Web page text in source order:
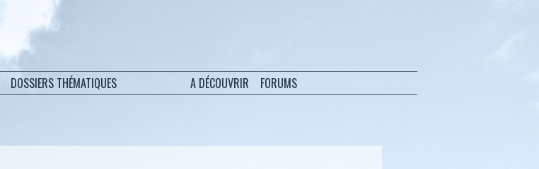
DOSSIERS THÉMATIQUES A DÉCOUVRIR FORUMS